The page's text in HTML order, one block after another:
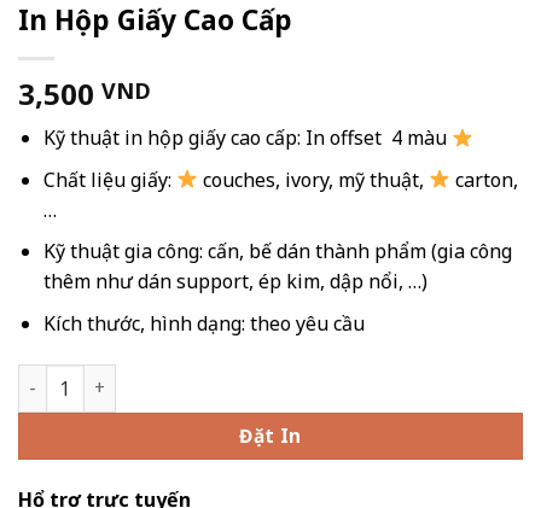
In Hộp Giấy Cao Cấp
3,500 VND
Kỹ thuật in hộp giấy cao cấp: In offset 4 màu
Chất liệu giấy:
couches, ivory, mỹ thuật,
carton,
…
Kỹ thuật gia công: cấn, bế dán thành phẩm (gia công
thêm như dán support, ép kim, dập nổi, …)
Kích thước, hình dạng: theo yêu cầu
In Hộp Giấy Cao Cấp số lượng
Đặt In
Hổ trợ trực tuyến